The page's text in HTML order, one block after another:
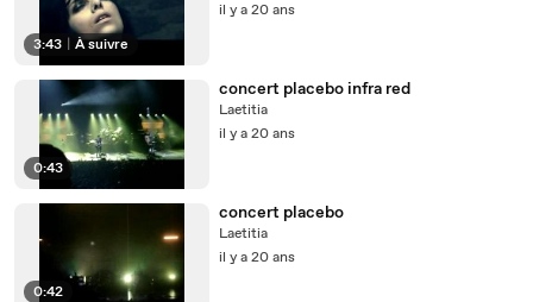
3:43 À suivre
il y a 20 ans
0:43
concert placebo infra red
Laetitia
il y a 20 ans
0:42
concert placebo
Laetitia
il y a 20 ans